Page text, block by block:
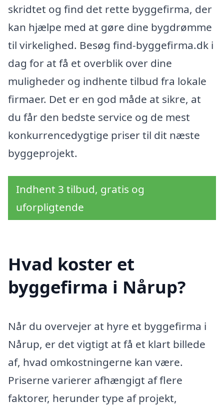
skridtet og find det rette byggefirma, der
kan hjælpe med at gøre dine bygdrømme
til virkelighed. Besøg find-byggefirma.dk i
dag for at få et overblik over dine
muligheder og indhente tilbud fra lokale
firmaer. Det er en god måde at sikre, at
du får den bedste service og de mest
konkurrencedygtige priser til dit næste
byggeprojekt.
Indhent 3 tilbud, gratis og
uforpligtende
Hvad koster et
byggefirma i Nårup?
Når du overvejer at hyre et byggefirma i
Nårup, er det vigtigt at få et klart billede
af, hvad omkostningerne kan være.
Priserne varierer afhængigt af flere
faktorer, herunder type af projekt,